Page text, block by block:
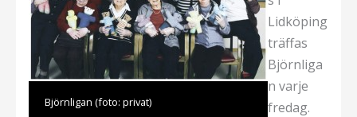
Björnligan (foto: privat)
Lidköping
träffas
Björnliga
n varje
fredag.